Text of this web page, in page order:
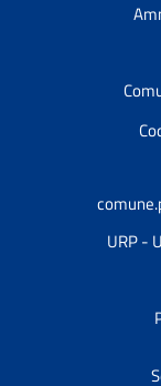
URP -